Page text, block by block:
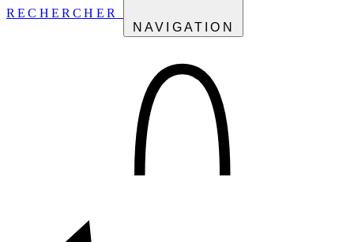
RECHERCHER
NAVIGATION